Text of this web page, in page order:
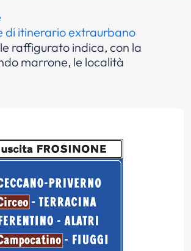
di itinerario extraurbano
raffigurato indica, con la
marrone, le località